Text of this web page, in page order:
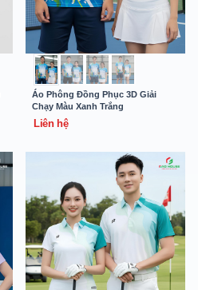
Áo Phông Đồng Phục 3D Giải
Chạy Màu Xanh Trắng
Liên hệ